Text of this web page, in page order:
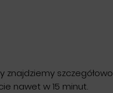
szczegółowo
nawet w 15 minut.